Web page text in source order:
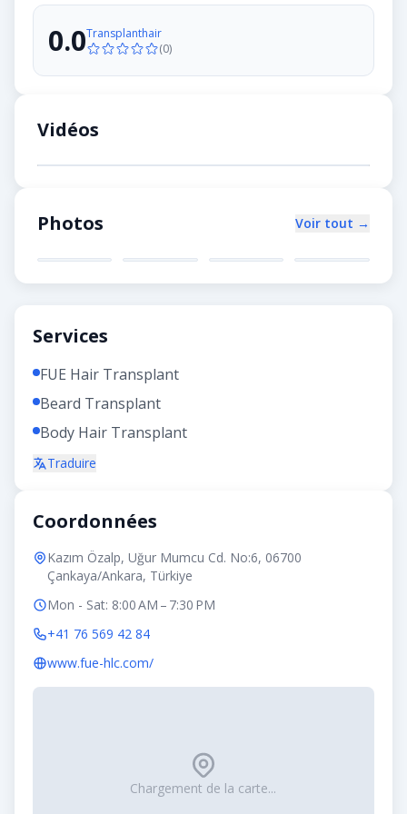
0.0Transplanthair
(0)
Vidéos
Photos Voir tout →
Services
FUE Hair Transplant
Beard Transplant
Body Hair Transplant
Traduire
Coordonnées
Kazım Özalp, Uğur Mumcu Cd. No:6, 06700
Çankaya/Ankara, Türkiye
Mon - Sat: 8:00 AM – 7:30 PM
+41 76 569 42 84
www.fue-hlc.com/
Chargement de la carte...